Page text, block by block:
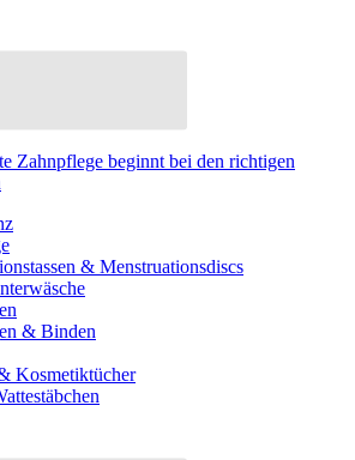
Zahnpflege beginnt bei den richtigen
& Menstruationsdiscs
& Binden
Kosmetiktücher